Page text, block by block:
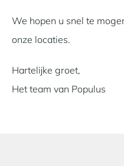
We hopen u snel te
onze locaties.
Hartelijke groet,
Het team van Populus